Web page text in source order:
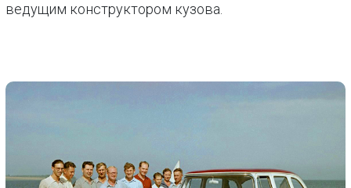
ведущим конструктором кузова.